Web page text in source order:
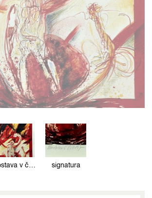
Postava v červené ploše signatura